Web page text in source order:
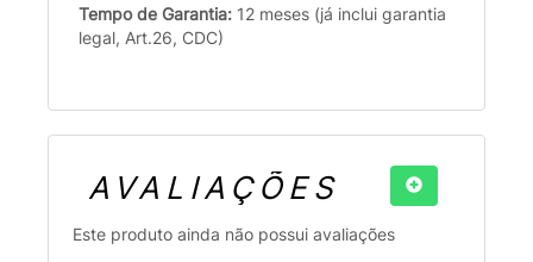
Tempo de Garantia: 12 meses (já inclui garantia
legal, Art.26, CDC)
AVALIAÇÕES
Este produto ainda não possui avaliações